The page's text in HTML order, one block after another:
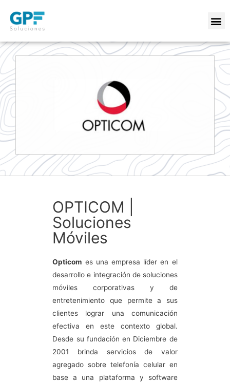
OPTICOM |
Soluciones
Móviles
Opticom es una empresa líder en el
desarrollo e integración de soluciones
móviles corporativas y de
entretenimiento que permite a sus
clientes lograr una comunicación
efectiva en este contexto global.
Desde su fundación en Diciembre de
2001 brinda servicios de valor
agregado sobre telefonía celular en
base a una plataforma y software